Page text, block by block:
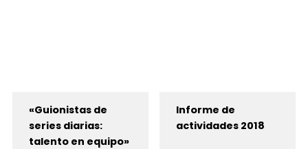
«Guionistas de
series diarias:
talento en equipo»
Informe de
actividades 2018